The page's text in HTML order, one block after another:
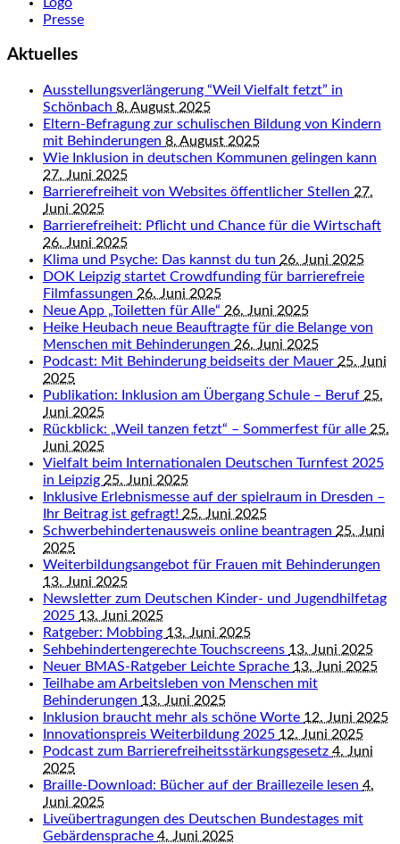
Presse
Aktuelles
Ausstellungsverlängerung “Weil Vielfalt fetzt” in
Schönbach 8. August 2025
Eltern-Befragung zur schulischen Bildung von Kindern
mit Behinderungen 8. August 2025
Wie Inklusion in deutschen Kommunen gelingen kann
27. Juni 2025
Barrierefreiheit von Websites öffentlicher Stellen 27.
Juni 2025
Barrierefreiheit: Pflicht und Chance für die Wirtschaft
26. Juni 2025
Klima und Psyche: Das kannst du tun 26. Juni 2025
DOK Leipzig startet Crowdfunding für barrierefreie
Filmfassungen 26. Juni 2025
Neue App „Toiletten für Alle“ 26. Juni 2025
Heike Heubach neue Beauftragte für die Belange von
Menschen mit Behinderungen 26. Juni 2025
Podcast: Mit Behinderung beidseits der Mauer 25. Juni
2025
Publikation: Inklusion am Übergang Schule – Beruf 25.
Juni 2025
Rückblick: „Weil tanzen fetzt“ – Sommerfest für alle 25.
Juni 2025
Vielfalt beim Internationalen Deutschen Turnfest 2025
in Leipzig 25. Juni 2025
Inklusive Erlebnismesse auf der spielraum in Dresden –
Ihr Beitrag ist gefragt! 25. Juni 2025
Schwerbehindertenausweis online beantragen 25. Juni
2025
Weiterbildungsangebot für Frauen mit Behinderungen
13. Juni 2025
Newsletter zum Deutschen Kinder- und Jugendhilfetag
2025 13. Juni 2025
Ratgeber: Mobbing 13. Juni 2025
Sehbehindertengerechte Touchscreens 13. Juni 2025
Neuer BMAS-Ratgeber Leichte Sprache 13. Juni 2025
Teilhabe am Arbeitsleben von Menschen mit
Behinderungen 13. Juni 2025
Inklusion braucht mehr als schöne Worte 12. Juni 2025
Innovationspreis Weiterbildung 2025 12. Juni 2025
Podcast zum Barrierefreiheitsstärkungsgesetz 4. Juni
2025
Braille-Download: Bücher auf der Braillezeile lesen 4.
Juni 2025
Liveübertragungen des Deutschen Bundestages mit
Gebärdensprache 4. Juni 2025